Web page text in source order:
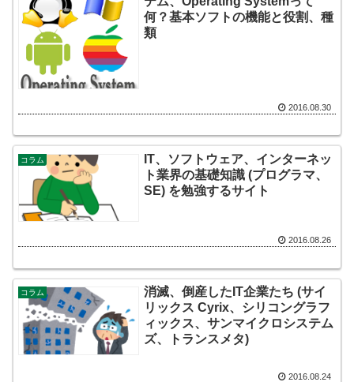
何？基本ソフトの機能と役割、種
類
2016.08.30
コラム
IT、ソフトウェア、インターネッ
ト業界の基礎知識 (プログラマ、
SE) を勉強するサイト
2016.08.26
コラム
消滅、倒産したIT企業たち (サイ
リックス Cyrix、シリコングラフ
ィックス、サンマイクロシステム
ズ、トランスメタ)
2016.08.24